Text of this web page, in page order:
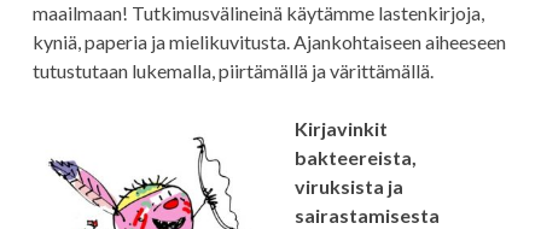
maailmaan! Tutkimusvälineinä käytämme lastenkirjoja,
kyniä, paperia ja mielikuvitusta. Ajankohtaiseen aiheeseen
tutustutaan lukemalla, piirtämällä ja värittämällä.
Kirjavinkit
bakteereista,
viruksista ja
sairastamisesta